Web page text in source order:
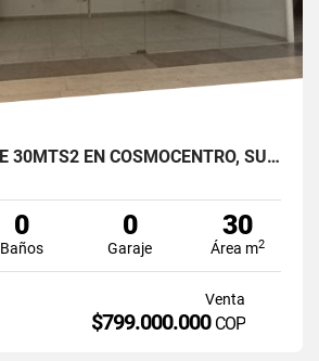
VENTA LOCAL DE 30MTS2 EN COSMOCENTRO, SUR DE CALI 14586-1
0
Baños
0
Garaje
30
Área m2
Venta
$799.000.000 COP